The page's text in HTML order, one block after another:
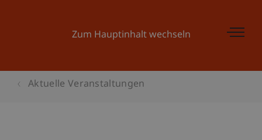
Zum Hauptinhalt wechseln
Aktuelle Veranstaltungen